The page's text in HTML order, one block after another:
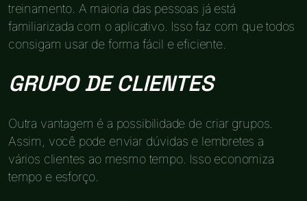
treinamento. A maioria das pessoas já está
familiarizada com o aplicativo. Isso faz com que todos
consigam usar de forma fácil e eficiente.
GRUPO DE CLIENTES
Outra vantagem é a possibilidade de criar grupos.
Assim, você pode enviar dúvidas e lembretes a
vários clientes ao mesmo tempo. Isso economiza
tempo e esforço.